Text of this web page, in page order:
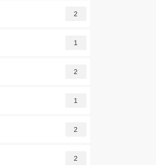
2
1
2
1
2
2